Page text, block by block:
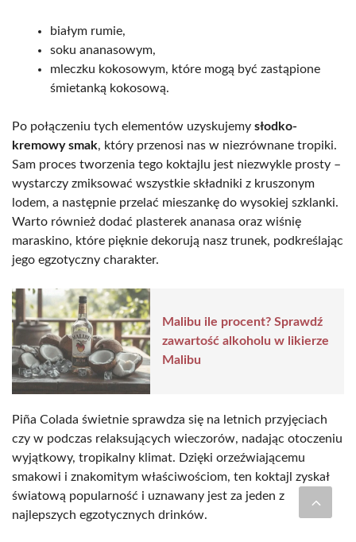
białym rumie,
soku ananasowym,
mleczku kokosowym, które mogą być zastąpione
śmietanką kokosową.
Po połączeniu tych elementów uzyskujemy słodko-
kremowy smak, który przenosi nas w niezrównane tropiki.
Sam proces tworzenia tego koktajlu jest niezwykle prosty –
wystarczy zmiksować wszystkie składniki z kruszonym
lodem, a następnie przelać mieszankę do wysokiej szklanki.
Warto również dodać plasterek ananasa oraz wiśnię
maraskino, które pięknie dekorują nasz trunek, podkreślając
jego egzotyczny charakter.
Malibu ile procent? Sprawdź
zawartość alkoholu w likierze
Malibu
Piña Colada świetnie sprawdza się na letnich przyjęciach
czy w podczas relaksujących wieczorów, nadając otoczeniu
wyjątkowy, tropikalny klimat. Dzięki orzeźwiającemu
smakowi i znakomitym właściwościom, ten koktajl zyskał
światową popularność i uznawany jest za jeden z
najlepszych egzotycznych drinków.